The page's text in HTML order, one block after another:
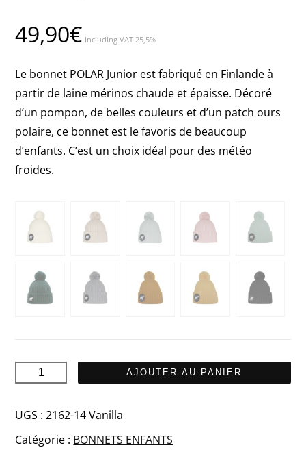
49,90€ Including VAT 25,5%
Le bonnet POLAR Junior est fabriqué en Finlande à
partir de laine mérinos chaude et épaisse. Décoré
d’un pompon, de belles couleurs et d’un patch ours
polaire, ce bonnet est le favoris de beaucoup
d’enfants. C’est un choix idéal pour des météo
froides.
quantité
POLAR
AJOUTER AU PANIER
UGS :2162-14 Vanilla
Catégorie : BONNETS ENFANTS